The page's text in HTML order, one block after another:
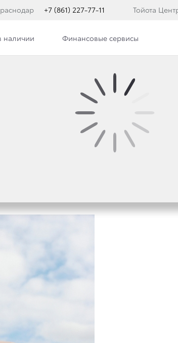
+7 (861) 227-77-11 Тойота
наличии Финансовые сервисы
Сотрудники
В «КЛЮЧАВТО»